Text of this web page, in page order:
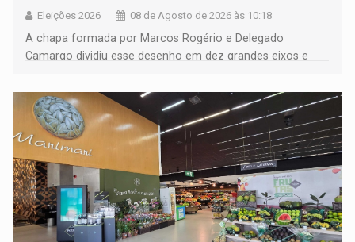
Eleições 2026 08 de Agosto de 2026 às 10:18
A chapa formada por Marcos Rogério e Delegado
Camargo dividiu esse desenho em dez grandes eixos e